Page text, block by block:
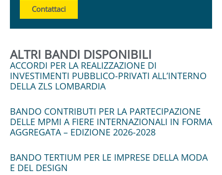
Contattaci
ALTRI BANDI DISPONIBILI
ACCORDI PER LA REALIZZAZIONE DI
INVESTIMENTI PUBBLICO-PRIVATI ALL’INTERNO
DELLA ZLS LOMBARDIA
BANDO CONTRIBUTI PER LA PARTECIPAZIONE
DELLE MPMI A FIERE INTERNAZIONALI IN FORMA
AGGREGATA – EDIZIONE 2026-2028
BANDO TERTIUM PER LE IMPRESE DELLA MODA
E DEL DESIGN